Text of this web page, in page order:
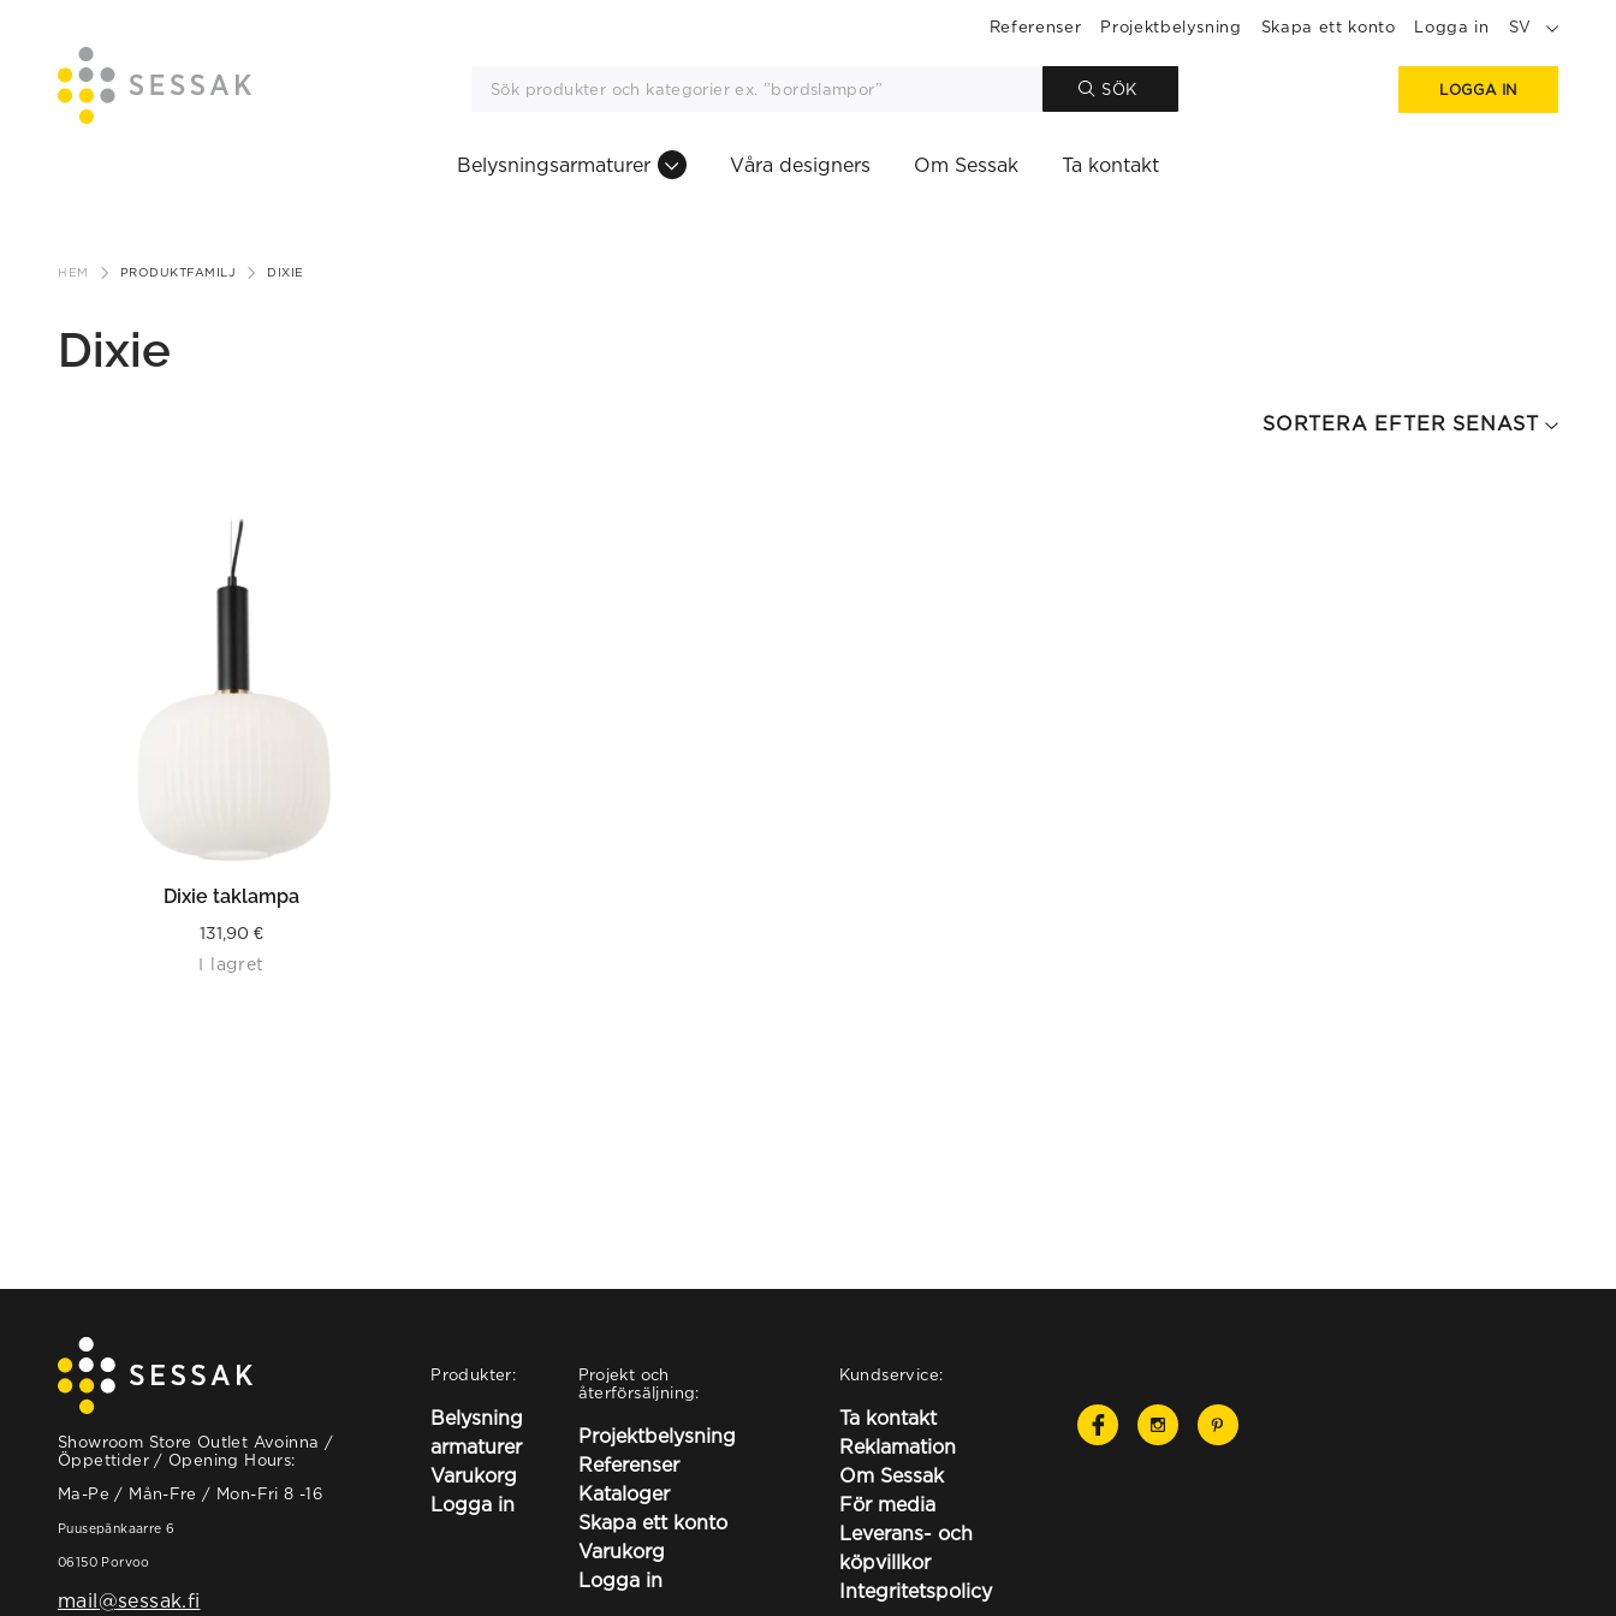
Referenser Projektbelysning Skapa ett konto Logga in SV
SÖK LOGGA IN
Belysningsarmaturer Våra designers Om Sessak Ta kontakt
HEM PRODUKTFAMILJ DIXIE
Dixie
LÄS MER
Dixie taklampa
131,90€
I lagret
Showroom Store Outlet Avoinna /
Öppettider / Opening Hours:
Ma-Pe / Mån-Fre / Mon-Fri 8 -16
Puusepänkaarre 6
06150 Porvoo
mail@sessak.fi
Produkter:
Belysning
armaturer
Varukorg
Logga in
Projekt och
återförsäljning:
Projektbelysning
Referenser
Kataloger
Skapa ett konto
Varukorg
Logga in
Kundservice:
Ta kontakt
Reklamation
Om Sessak
För media
Leverans- och
köpvillkor
Integritetspolicy